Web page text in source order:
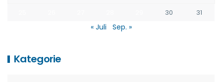
30 31
« Juli Sep. »
Kategorie